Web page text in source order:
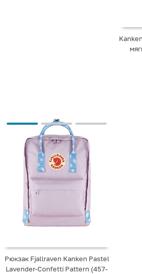
Рюкзак Fjallraven Kanken Pastel
Lavender-Confetti Pattern (457-